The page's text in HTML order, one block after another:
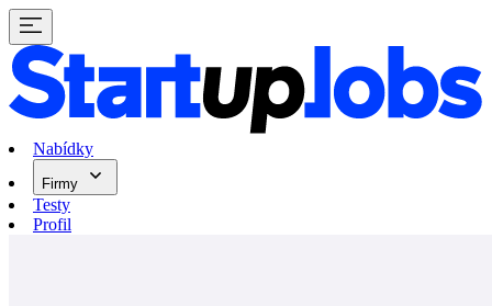
Nabídky
Firmy
Testy
Profil